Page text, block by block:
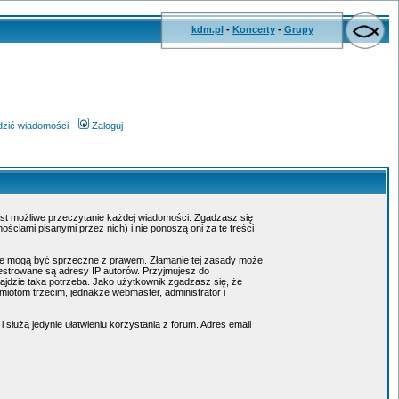
kdm.pl- Koncerty- Grupy
wiadomości Zaloguj
możliwe przeczytanie każdej wiadomości. Zgadzasz się
pisanymi przez nich) i nie ponoszą oni za te treści
być sprzeczne z prawem. Złamanie tej zasady może
są adresy IP autorów. Przyjmujesz do
taka potrzeba. Jako użytkownik zgadzasz się, że
trzecim, jednakże webmaster, administrator i
jedynie ułatwieniu korzystania z forum. Adres email